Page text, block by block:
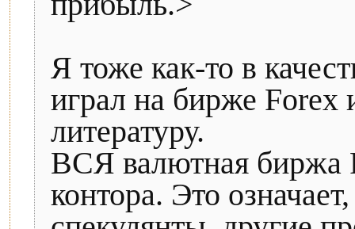
Я тоже как-то в
играл на бирже Forex
литературу.
ВСЯ валютная биржа
контора. Это